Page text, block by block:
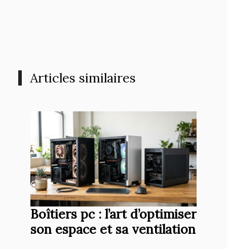
Articles similaires
Boîtiers pc : l’art d’optimiser
son espace et sa ventilation